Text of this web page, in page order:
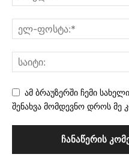
ამ ბრაუზერში ჩემი
შენახვა მომდევნო დროს მე